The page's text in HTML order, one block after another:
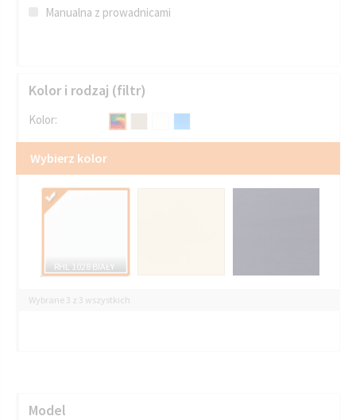
Manualna z prowadnicami
Kolor i rodzaj (filtr)
Kolor:
Wybierz kolor
RHL 1028 BIAŁY
Wybrane 3 z 3 wszystkich
Model